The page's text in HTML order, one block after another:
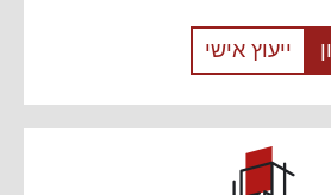
ייעוץ אישי